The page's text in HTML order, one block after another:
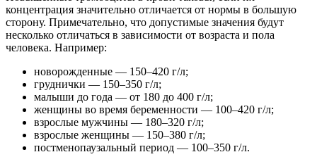
концентрация значительно отличается от нормы в большую
сторону. Примечательно, что допустимые значения будут
несколько отличаться в зависимости от возраста и пола
человека. Например:
новорожденные — 150–420 г/л;
груднички — 150–350 г/л;
малыши до года — от 180 до 400 г/л;
женщины во время беременности — 100–420 г/л;
взрослые мужчины — 180–320 г/л;
взрослые женщины — 150–380 г/л;
постменопаузальный период — 100–350 г/л.